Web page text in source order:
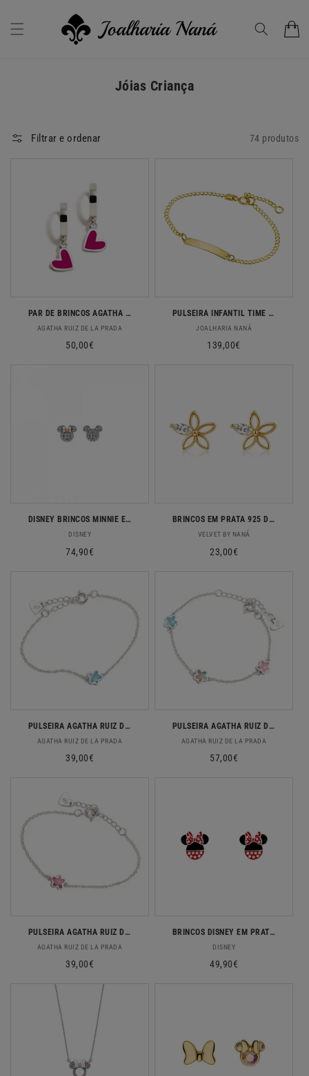
conteúdo
Carrinho
C
Jóias Criança
Filtrar e ordenar 74 produtos
PAR DE BRINCOS AGATHA RUIZ DE LA PRADA PRATA 925 ESMALTE FUXIA
Fornecedor:
AGATHA RUIZ DE LA PRADA
Preço
50,00€
PULSEIRA INFANTIL TIME ROAD EM OURO 9K
Fornecedor:
JOALHARIA NANÁ
Preço
139,00€
DISNEY BRINCOS MINNIE E MICKEY AG009B1
Fornecedor:
DISNEY
Preço
74,90€
BRINCOS EM PRATA 925 DOURADA FLOR COM ZIRCONIA
Fornecedor:
VELVET BY NANÁ
Preço
23,00€
PULSEIRA AGATHA RUIZ DE LA PRADA EM PRATA 925 FLOR
Fornecedor:
AGATHA RUIZ DE LA PRADA
Preço
39,00€
PULSEIRA AGATHA RUIZ DE LA PRADA EM PRATA 925 COM 3 FLORES
Fornecedor:
AGATHA RUIZ DE LA PRADA
Preço
57,00€
PULSEIRA AGATHA RUIZ DE LA PRADA EM PRATA 925 FLOR
Fornecedor:
AGATHA RUIZ DE LA PRADA
Preço
39,00€
BRINCOS DISNEY EM PRATA 925 MINNIE
Fornecedor:
DISNEY
Preço
49,90€